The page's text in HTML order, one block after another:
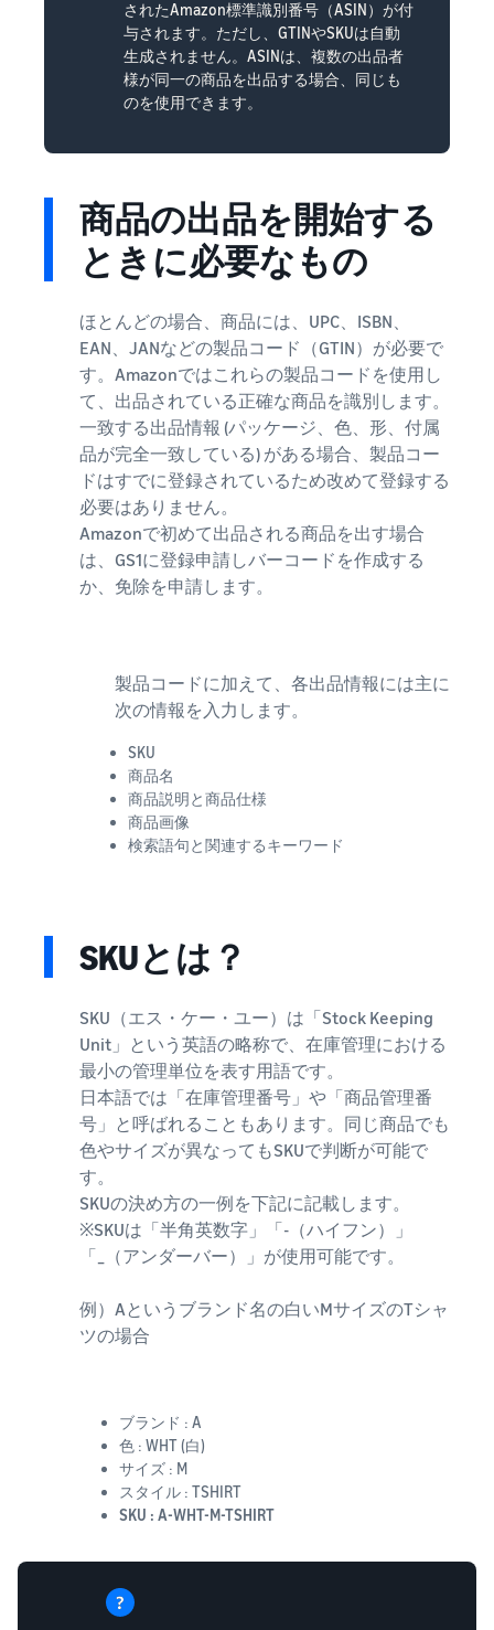
されたAmazon標準識別番号（ASIN）が付
与されます。ただし、GTINやSKUは自動
生成されません。ASINは、複数の出品者
様が同一の商品を出品する場合、同じも
のを使用できます。
商品の出品を開始する
ときに必要なもの
ほとんどの場合、商品には、UPC、ISBN、
EAN、JANなどの製品コード（GTIN）が必要で
す。Amazonではこれらの製品コードを使用し
て、出品されている正確な商品を識別します。
一致する出品情報 (パッケージ、色、形、付属
品が完全一致している) がある場合、製品コー
ドはすでに登録されているため改めて登録する
必要はありません。
Amazonで初めて出品される商品を出す場合
は、GS1に登録申請しバーコードを作成する
か、免除を申請します。
製品コードに加えて、各出品情報には主に
次の情報を入力します。
SKU
商品名
商品説明と商品仕様
商品画像
検索語句と関連するキーワード
SKUとは？
SKU（エス・ケー・ユー）は「Stock Keeping
Unit」という英語の略称で、在庫管理における
最小の管理単位を表す用語です。
日本語では「在庫管理番号」や「商品管理番
号」と呼ばれることもあります。同じ商品でも
色やサイズが異なってもSKUで判断が可能で
す。
SKUの決め方の一例を下記に記載します。
※SKUは「半角英数字」「-（ハイフン）」
「_（アンダーバー）」が使用可能です。
例）Aというブランド名の白いMサイズのTシャ
ツの場合
ブランド : A
色 : WHT (白)
サイズ : M
スタイル : TSHIRT
SKU : A-WHT-M-TSHIRT